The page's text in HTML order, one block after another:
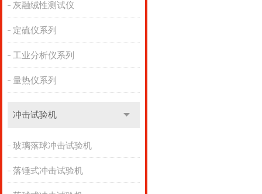
灰融绒性测试仪
定硫仪系列
工业分析仪系列
量热仪系列
冲击试验机
玻璃落球冲击试验机
落锤式冲击试验机